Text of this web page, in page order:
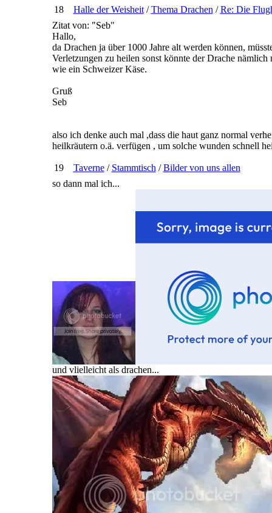
18 Halle der Weisheit/Thema Drachen /Re: Die
Zitat von: "Seb"
Hallo,
da Drachen ja über 1000 Jahre alt werden können,
Verletzungen zu heilen sonst könnte der Drache
wie ein Schweizer Käse.
Gruß
Seb
also ich denke auch mal ,dass die haut ganz normal
heilkräutern o.ä. verfügen , um solche wunden schnell
19 Taverne/ Stammtisch /Bilder von uns allen
so dann mal ich...
und vlielleicht als drachen...